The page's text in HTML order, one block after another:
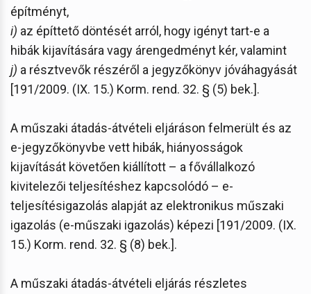
építményt,
i) az építtető döntését arról, hogy igényt tart-e a
hibák kijavítására vagy árengedményt kér, valamint
j) a résztvevők részéről a jegyzőkönyv jóváhagyását
[191/2009. (IX. 15.) Korm. rend. 32. § (5) bek.].
A műszaki átadás-átvételi eljáráson felmerült és az
e-jegyzőkönyvbe vett hibák, hiányosságok
kijavítását követően kiállított – a fővállalkozó
kivitelezői teljesítéshez kapcsolódó – e-
teljesítésigazolás alapját az elektronikus műszaki
igazolás (e-műszaki igazolás) képezi [191/2009. (IX.
15.) Korm. rend. 32. § (8) bek.].
A műszaki átadás-átvételi eljárás részletes